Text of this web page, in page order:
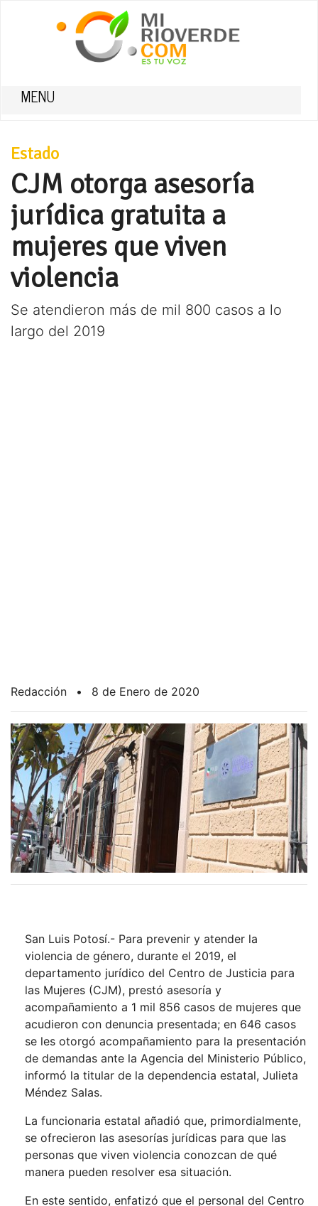
MENU
Estado
CJM otorga asesoría
jurídica gratuita a
mujeres que viven
violencia
Se atendieron más de mil 800 casos a lo
largo del 2019
Redacción • 8 de Enero de 2020
San Luis Potosí.- Para prevenir y atender la
violencia de género, durante el 2019, el
departamento jurídico del Centro de Justicia para
las Mujeres (CJM), prestó asesoría y
acompañamiento a 1 mil 856 casos de mujeres que
acudieron con denuncia presentada; en 646 casos
se les otorgó acompañamiento para la presentación
de demandas ante la Agencia del Ministerio Público,
informó la titular de la dependencia estatal, Julieta
Méndez Salas.
La funcionaria estatal añadió que, primordialmente,
se ofrecieron las asesorías jurídicas para que las
personas que viven violencia conozcan de qué
manera pueden resolver esa situación.
En este sentido, enfatizó que el personal del Centro